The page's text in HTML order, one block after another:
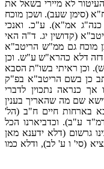
לא מיירי בשאל את
(סימן שעב). ושכן מוכח
אמ"א). ע"כ. ואנכי
(קדושין יג. ד"ה האי
מוכח גם ממ"ש הריטב"א
דזה דלא כהרא"ש ע"ש. וכן
וכן ראיתי בשו"ת הסבא
כן בשם הריטב"א בפ"ק
אך כנראה נתכוין לדברי
שם מה שהאריך בענין
בארחות חיים ח"ב (הל'
ע"ב). וכדביארנו הכל
גרשום (דלא ידענא מאן
(סי' ו ע' לב), ודלא כמו